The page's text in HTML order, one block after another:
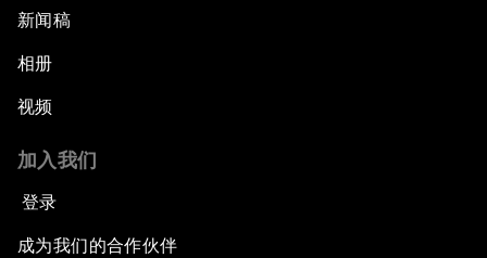
新闻稿
相册
视频
加入我们
登录
成为我们的合作伙伴